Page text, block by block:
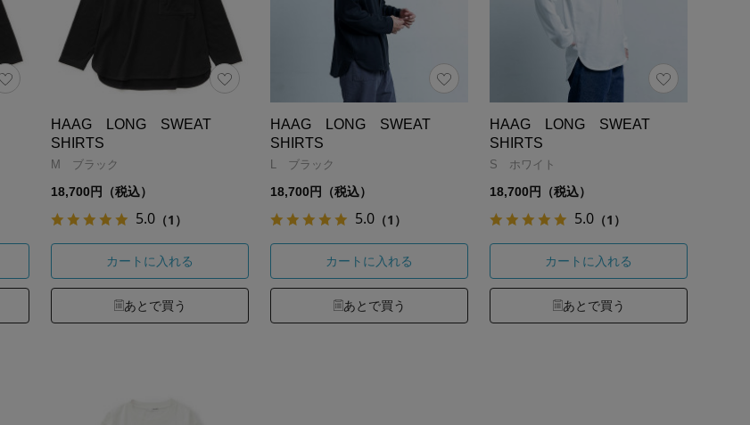
HAAG LONG SWEAT
SHIRTS
M ブラック
18,700円（税込）
5.0 （1）
カートに入れる
あとで買う
HAAG LONG SWEAT
SHIRTS
L ブラック
18,700円（税込）
5.0 （1）
カートに入れる
あとで買う
HAAG LONG SWEAT
SHIRTS
S ホワイト
18,700円（税込）
5.0 （1）
カートに入れる
あとで買う